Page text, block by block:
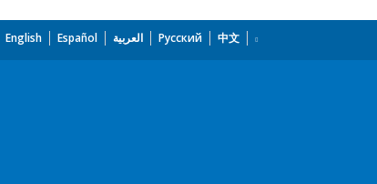
English Español العربية Русский 中文